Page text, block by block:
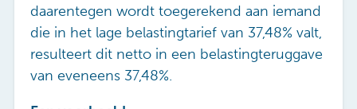
daarentegen wordt toegerekend aan iemand
die in het lage belastingtarief van 37,48% valt,
resulteert dit netto in een belastingteruggave
van eveneens 37,48%.